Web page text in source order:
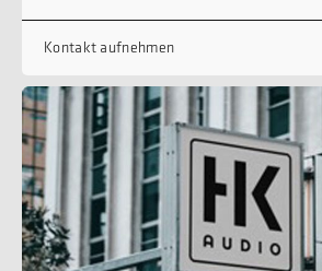
Kontakt aufnehmen